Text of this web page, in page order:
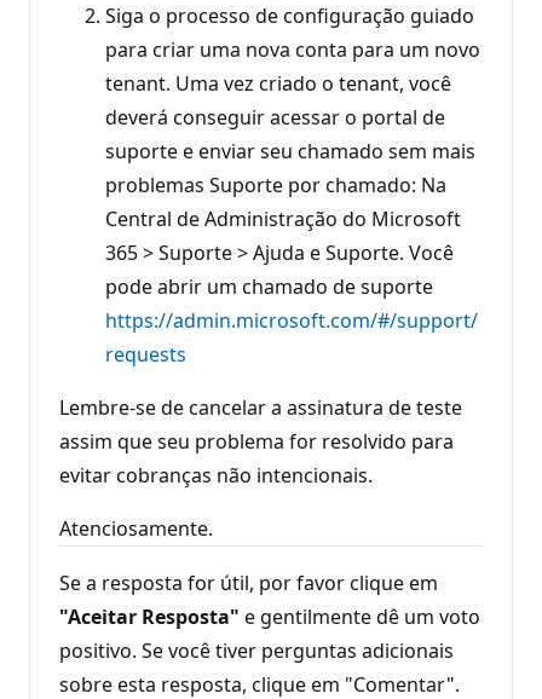
Siga o processo de configuração guiado
para criar uma nova conta para um novo
tenant. Uma vez criado o tenant, você
deverá conseguir acessar o portal de
suporte e enviar seu chamado sem mais
problemas Suporte por chamado: Na
Central de Administração do Microsoft
365 > Suporte > Ajuda e Suporte. Você
pode abrir um chamado de suporte
https://admin.microsoft.com/#/support/
requests
Lembre-se de cancelar a assinatura de teste
assim que seu problema for resolvido para
evitar cobranças não intencionais.
Atenciosamente.
Se a resposta for útil, por favor clique em
"Aceitar Resposta" e gentilmente dê um voto
positivo. Se você tiver perguntas adicionais
sobre esta resposta, clique em "Comentar".